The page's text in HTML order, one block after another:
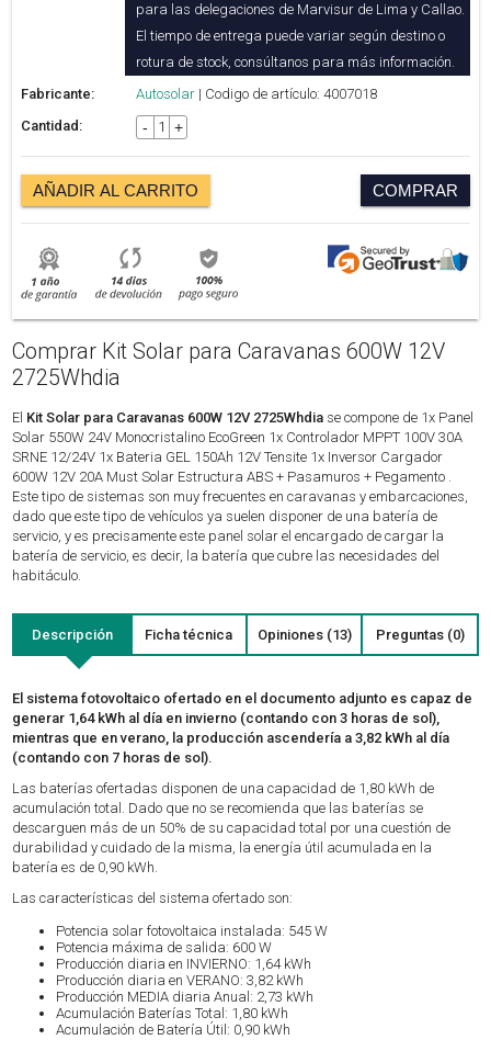
para las delegaciones de Marvisur de Lima y Callao.
El tiempo de entrega puede variar según destino o
rotura de stock, consúltanos para más información.
Fabricante:
Autosolar | Codigo de artículo: 4007018
Cantidad:
- +
AÑADIR AL CARRITO COMPRAR
Comprar Kit Solar para Caravanas 600W 12V
2725Whdia
El Kit Solar para Caravanas 600W 12V 2725Whdia se compone de 1x Panel
Solar 550W 24V Monocristalino EcoGreen 1x Controlador MPPT 100V 30A
SRNE 12/24V 1x Bateria GEL 150Ah 12V Tensite 1x Inversor Cargador
600W 12V 20A Must Solar Estructura ABS + Pasamuros + Pegamento .
Este tipo de sistemas son muy frecuentes en caravanas y embarcaciones,
dado que este tipo de vehículos ya suelen disponer de una batería de
servicio, y es precisamente este panel solar el encargado de cargar la
batería de servicio, es decir, la batería que cubre las necesidades del
habitáculo.
Descripción Ficha técnica Opiniones (13) Preguntas (0)
El sistema fotovoltaico ofertado en el documento adjunto es capaz de
generar 1,64 kWh al día en invierno (contando con 3 horas de sol),
mientras que en verano, la producción ascendería a 3,82 kWh al día
(contando con 7 horas de sol).
Las baterías ofertadas disponen de una capacidad de 1,80 kWh de
acumulación total. Dado que no se recomienda que las baterías se
descarguen más de un 50% de su capacidad total por una cuestión de
durabilidad y cuidado de la misma, la energía útil acumulada en la
batería es de 0,90 kWh.
Las características del sistema ofertado son:
Potencia solar fotovoltaica instalada: 545 W
Potencia máxima de salida: 600 W
Producción diaria en INVIERNO: 1,64 kWh
Producción diaria en VERANO: 3,82 kWh
Producción MEDIA diaria Anual: 2,73 kWh
Acumulación Baterías Total: 1,80 kWh
Acumulación de Batería Útil: 0,90 kWh